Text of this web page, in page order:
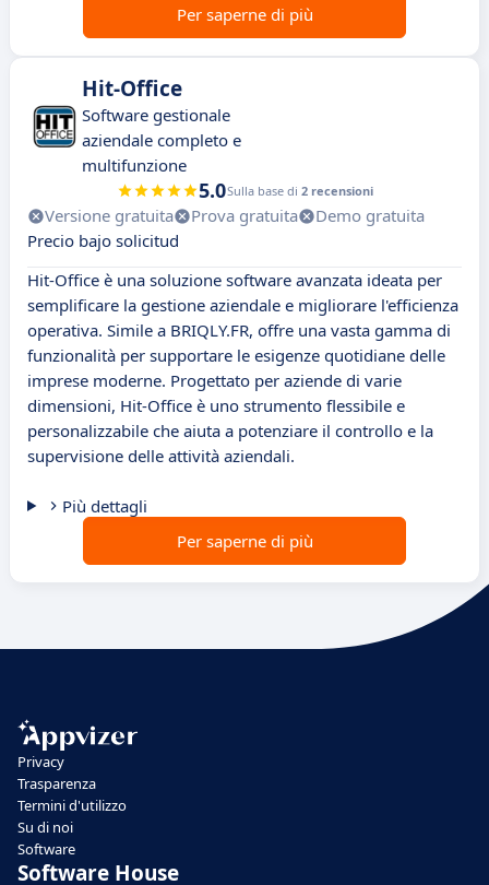
Per saperne di più
Hit-Office
Software gestionale
aziendale completo e
multifunzione
5.0Sulla base di 2 recensioni
Versione gratuita Prova gratuita
Demo gratuita
Precio bajo solicitud
Hit-Office è una soluzione software avanzata ideata per
semplificare la gestione aziendale e migliorare l'efficienza
operativa. Simile a BRIQLY.FR, offre una vasta gamma di
funzionalità per supportare le esigenze quotidiane delle
imprese moderne. Progettato per aziende di varie
dimensioni, Hit-Office è uno strumento flessibile e
personalizzabile che aiuta a potenziare il controllo e la
supervisione delle attività aziendali.
Più dettagli
Per saperne di più
Privacy
Trasparenza
Termini d'utilizzo
Su di noi
Software
Software House